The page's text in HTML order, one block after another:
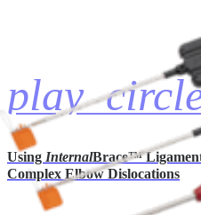
Using InternalBrace™
Complex Elbow Dislocations